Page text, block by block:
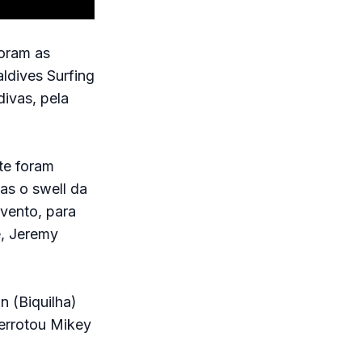
as
Surfing
pela
foram
o swell da
para
Jeremy
(Biquilha)
Mikey